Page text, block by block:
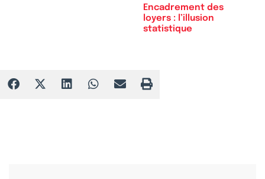
Encadrement des
loyers : l’illusion
statistique